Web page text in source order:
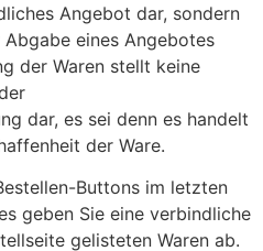
Angebot dar, sondern
eines Angebotes
der Waren stellt keine
dar, es sei denn es handelt
der Ware.
Buttons im letzten
geben Sie eine verbindliche
gelisteten Waren ab.